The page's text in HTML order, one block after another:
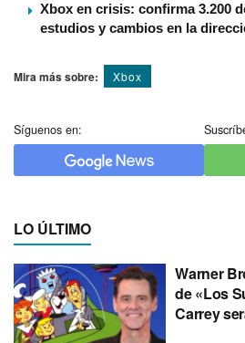
Xbox en crisis: confirma 3.200
estudios y cambios en la
Mira más sobre: Xbox
Síguenos en:
LO ÚLTIMO
Warner
de «Los
Carrey